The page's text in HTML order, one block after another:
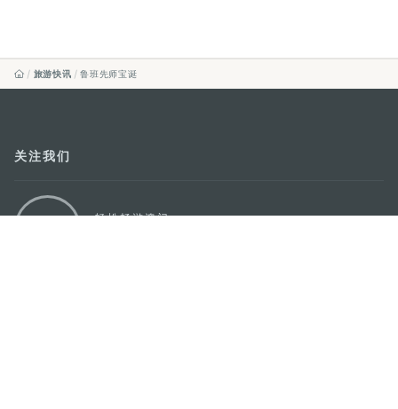
旅游快讯 鲁班先师宝诞
关注我们
轻松畅游澳门